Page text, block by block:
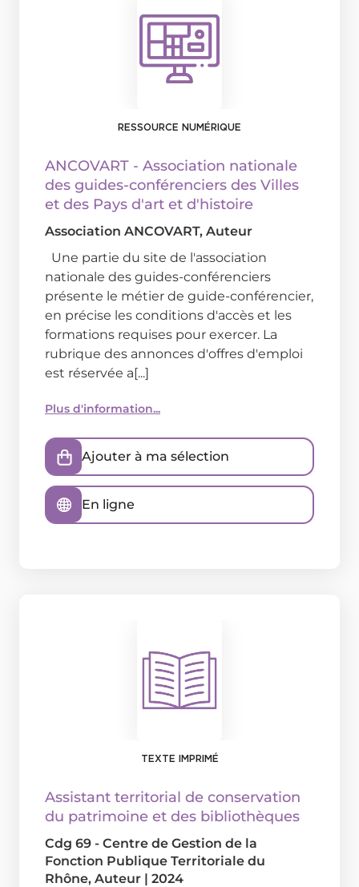
RESSOURCE NUMÉRIQUE
ANCOVART - Association nationale
des guides-conférenciers des Villes
et des Pays d'art et d'histoire
Association ANCOVART, Auteur
Une partie du site de l'association
nationale des guides-conférenciers
présente le métier de guide-conférencier,
en précise les conditions d'accès et les
formations requises pour exercer. La
rubrique des annonces d'offres d'emploi
est réservée a[...]
Plus d'information...
Ajouter à ma sélection
En ligne
TEXTE IMPRIMÉ
Assistant territorial de conservation
du patrimoine et des bibliothèques
Cdg 69 - Centre de Gestion de la
Fonction Publique Territoriale du
Rhône, Auteur | 2024